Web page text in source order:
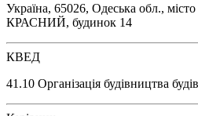
Україна, 65026, Одеська обл.,
КРАСНИЙ, будинок 14
КВЕД
41.10 Організація будівництва